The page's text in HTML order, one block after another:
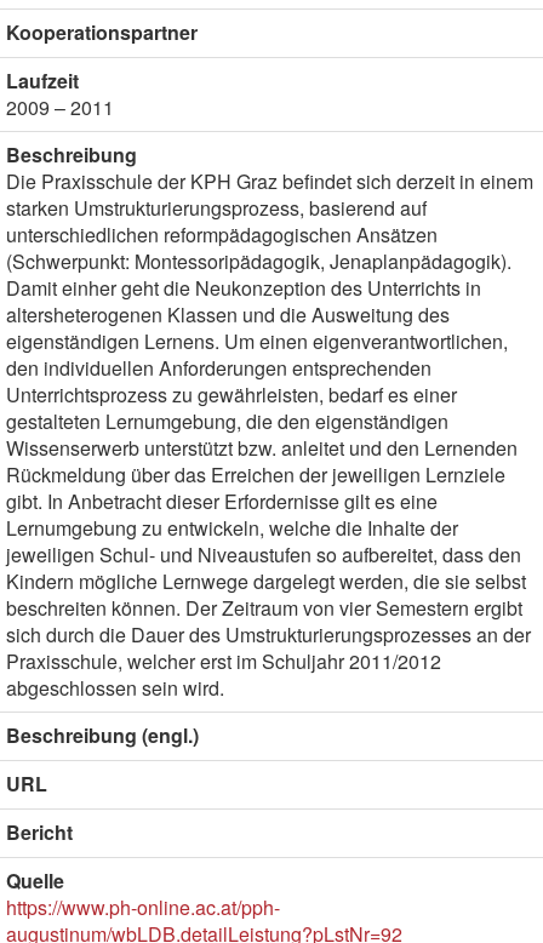
Kooperationspartner
Laufzeit
2009 – 2011
Beschreibung
Die Praxisschule der KPH Graz befindet sich derzeit in einem
starken Umstrukturierungsprozess, basierend auf
unterschiedlichen reformpädagogischen Ansätzen
(Schwerpunkt: Montessoripädagogik, Jenaplanpädagogik).
Damit einher geht die Neukonzeption des Unterrichts in
altersheterogenen Klassen und die Ausweitung des
eigenständigen Lernens. Um einen eigenverantwortlichen,
den individuellen Anforderungen entsprechenden
Unterrichtsprozess zu gewährleisten, bedarf es einer
gestalteten Lernumgebung, die den eigenständigen
Wissenserwerb unterstützt bzw. anleitet und den Lernenden
Rückmeldung über das Erreichen der jeweiligen Lernziele
gibt. In Anbetracht dieser Erfordernisse gilt es eine
Lernumgebung zu entwickeln, welche die Inhalte der
jeweiligen Schul- und Niveaustufen so aufbereitet, dass den
Kindern mögliche Lernwege dargelegt werden, die sie selbst
beschreiten können. Der Zeitraum von vier Semestern ergibt
sich durch die Dauer des Umstrukturierungsprozesses an der
Praxisschule, welcher erst im Schuljahr 2011/2012
abgeschlossen sein wird.
Beschreibung (engl.)
URL
Bericht
Quelle
https://www.ph-online.ac.at/pph-
augustinum/wbLDB.detailLeistung?pLstNr=92